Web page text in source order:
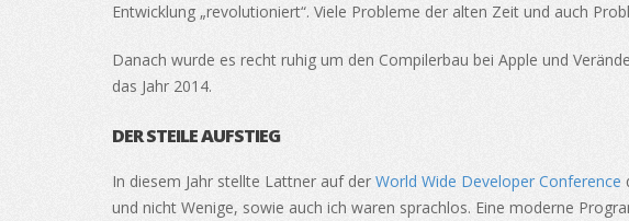
Entwicklung „revolutioniert“. Viele Probleme der alten Zeit und auch
Danach wurde es recht ruhig um den Compilerbau bei Apple und
das Jahr 2014.
DER STEILE AUFSTIEG
In diesem Jahr stellte Lattner auf der World Wide Developer Conference
und nicht Wenige, sowie auch ich waren sprachlos. Eine moderne